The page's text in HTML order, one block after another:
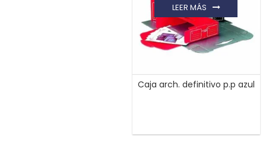
Caja arch. definitivo p.p azul
LEER MÁS